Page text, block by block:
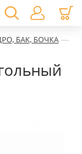
БАК, БОЧКА —